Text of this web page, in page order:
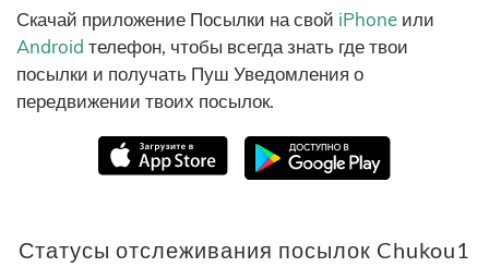
Скачай приложение Посылки на свой iPhone или
Android телефон, чтобы всегда знать где твои
посылки и получать Пуш Уведомления о
передвижении твоих посылок.
Статусы отслеживания посылок Chukou1